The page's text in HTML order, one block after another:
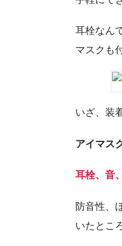
耳栓なん
マスクも
いざ、装
アイマス
耳栓、音
防音性、
いたとこ